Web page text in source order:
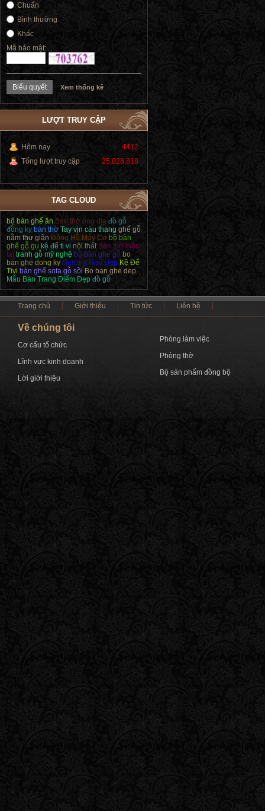
Chuẩn
Bình thường
Khác
Mã bảo mật:
Xem thống kê
LƯỢT TRUY CẬP
Hôm nay
4412
Tổng lượt truy cập
25,028,818
TAG CLOUD
bộ bàn ghế ăn Bàn thờ ông địa đồ gỗ
đồng kỵ bàn thờ Tay vịn càu thang ghế gỗ
nằm thư giãn Đồng Hồ Máy Cơ bộ bàn
ghế gỗ gụ kệ để ti vi nội thất Bàn thờ thần
tài tranh gỗ mỹ nghệ bộ bàn ghế gỗ bo
ban ghe dong ky Giường Ngủ Đẹp Kệ Để
Tivi bàn ghế sofa gỗ sồi Bo ban ghe dep
Mẫu Bàn Trang Điểm Đẹp đồ gỗ
Trang chủ Giới thiệu Tin tức Liên hệ
Về chúng tôi
Cơ cấu tổ chức
Lĩnh vực kinh doanh
Lời giới thiệu
Phòng làm việc
Phòng thờ
Bộ sản phẩm đồng bộ